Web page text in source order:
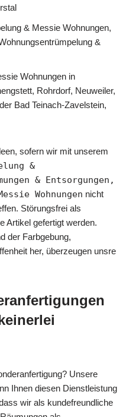
& Messie Wohnungen,
&
Wohnungen in
Rohrdorf, Neuweiler,
Bad Teinach-Zavelstein,
sofern wir mit unserem
&
& Entsorgungen,
Wohnungen nicht
Störungsfrei als
Artikel gefertigt werden.
der Farbgebung,
her, überzeugen unsre
Unsere
Ihnen diesen Dienstleistung
wir als kundefreundliche